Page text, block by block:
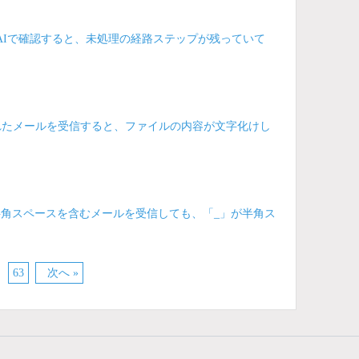
確認すると、未処理の経路ステップが残っていて
メールを受信すると、ファイルの内容が文字化けし
スペースを含むメールを受信しても、「_」が半角ス
63 次へ »